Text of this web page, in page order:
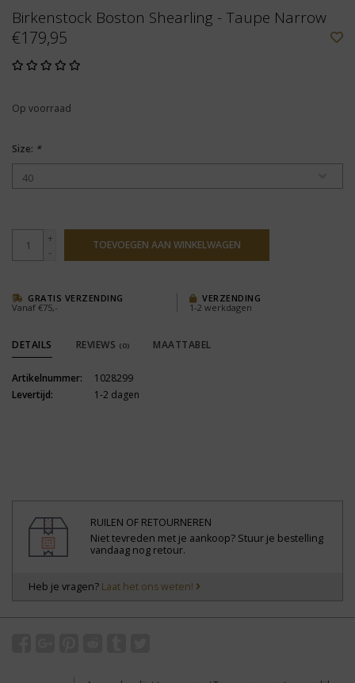
Birkenstock Boston Shearling - Taupe Narrow
€179,95
Op voorraad
Size: *
+
-
TOEVOEGEN AAN WINKELWAGEN
GRATIS VERZENDING
Vanaf €75,-
VERZENDING
1-2 werkdagen
DETAILS REVIEWS (0) MAATTABEL
Artikelnummer:
1028299
Levertijd:
1-2 dagen
RUILEN OF RETOURNEREN
Niet tevreden met je aankoop? Stuur je bestelling
vandaag nog retour.
Heb je vragen? Laat het ons weten!